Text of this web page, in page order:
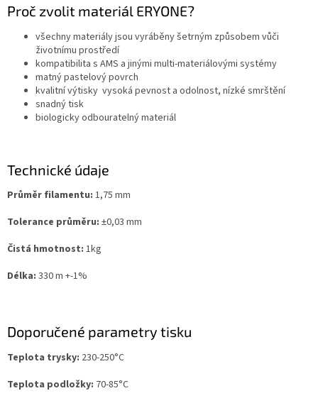
Proč zvolit materiál ERYONE?
všechny materiály jsou vyráběny šetrným způsobem vůči
životnímu prostředí
kompatibilita s AMS a jinými multi-materiálovými systémy
matný pastelový povrch
kvalitní výtisky vysoká pevnost a odolnost, nízké smrštění
snadný tisk
biologicky odbouratelný materiál
Technické údaje
Průměr filamentu: 1,75 mm
Tolerance průměru: ±0,03 mm
Čistá hmotnost: 1kg
Délka: 330 m +-1%
Doporučené parametry tisku
Teplota trysky: 230-250°C
Teplota podložky: 70-85°C